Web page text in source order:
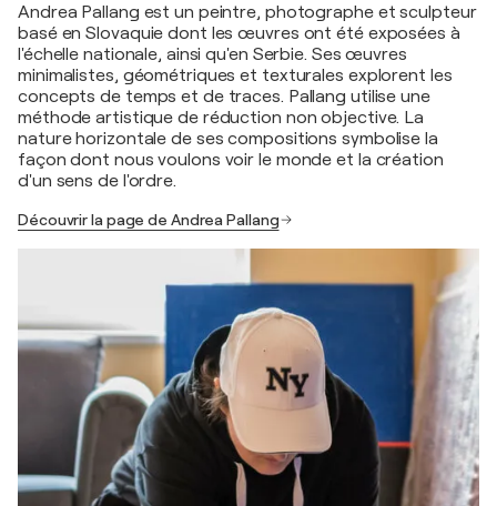
Andrea Pallang est un peintre, photographe et sculpteur
basé en Slovaquie dont les œuvres ont été exposées à
l'échelle nationale, ainsi qu'en Serbie. Ses œuvres
minimalistes, géométriques et texturales explorent les
concepts de temps et de traces. Pallang utilise une
méthode artistique de réduction non objective. La
nature horizontale de ses compositions symbolise la
façon dont nous voulons voir le monde et la création
d'un sens de l'ordre.
Découvrir la page de Andrea Pallang